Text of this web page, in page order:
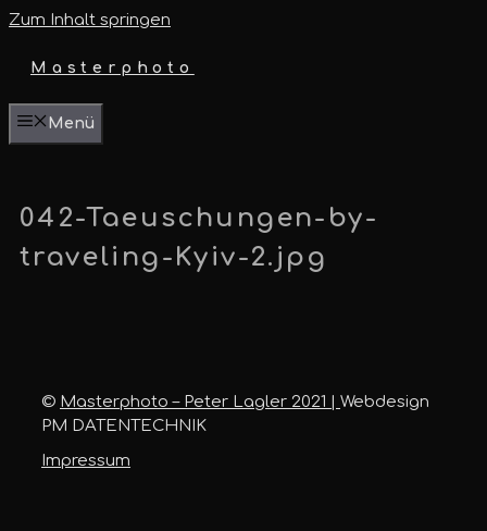
Zum Inhalt springen
Masterphoto
Menü
042-Taeuschungen-by-
traveling-Kyiv-2.jpg
© Masterphoto – Peter Lagler 2021 | Webdesign
PM DATENTECHNIK
Impressum